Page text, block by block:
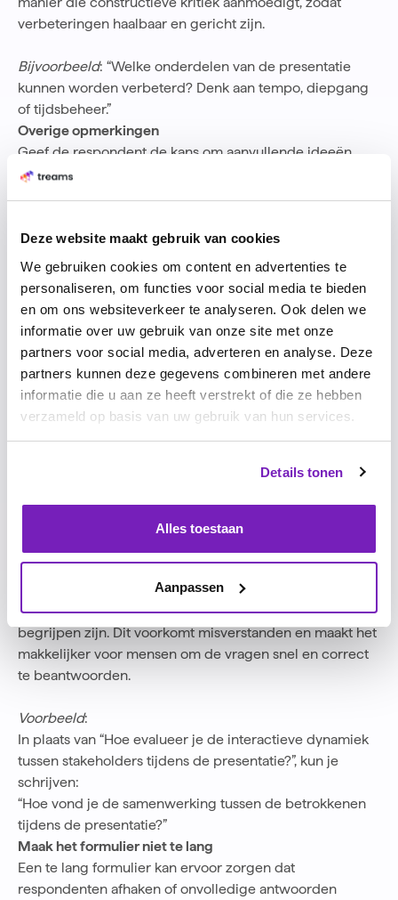
Deze website maakt gebruik van cookies
We gebruiken cookies om content en advertenties te
personaliseren, om functies voor social media te bieden
en om ons websiteverkeer te analyseren. Ook delen we
informatie over uw gebruik van onze site met onze
partners voor social media, adverteren en analyse. Deze
partners kunnen deze gegevens combineren met andere
informatie die u aan ze heeft verstrekt of die ze hebben
verzameld op basis van uw gebruik van hun services.
Details tonen
Alles toestaan
Aanpassen
verbeteringen haalbaar en gericht zijn.
Bijvoorbeeld: “Welke onderdelen van de presentatie
kunnen worden verbeterd? Denk aan tempo, diepgang
of tijdsbeheer.”
Overige opmerkingen
Geef de respondent de kans om aanvullende ideeën,
vragen of suggesties te delen. Deze open vraag kan
Bijvoorbeeld: “Heb je nog andere opmerkingen, vragen
of suggesties die u wilt delen?”
Extra tips voor een goed feedbackformulier
Vraag je mensen om feedback, dan vraag je hen ook om
hun tijd en aandacht. Hoewel de feedback voor jou
belangrijk is, is ‘what’s in it for me’ voor de respondent
meestal niet concreet. Hou dus rekening met wat je
vraagt (heeft de respondent er zicht op? ), hoe je het
vraagt (wat is de tijdsinvestering?) en bedenk of de
kan het
We geven je concreet de volgende tips:
Het is belangrijk dat het feedbackformulier toegankelijk
is voor alle doelgroepen. Vermijd jargon of ingewikkelde
zinnen en zorg ervoor dat vragen eenvoudig te
begrijpen zijn. Dit voorkomt misverstanden en maakt het
makkelijker voor mensen om de vragen snel en correct
te beantwoorden.
Voorbeeld:
In plaats van “Hoe evalueer je de interactieve dynamiek
tussen stakeholders tijdens de presentatie?”, kun je
schrijven:
“Hoe vond je de samenwerking tussen de betrokkenen
tijdens de presentatie?”
Maak het formulier niet te lang
Een te lang formulier kan ervoor zorgen dat
respondenten afhaken of onvolledige antwoorden